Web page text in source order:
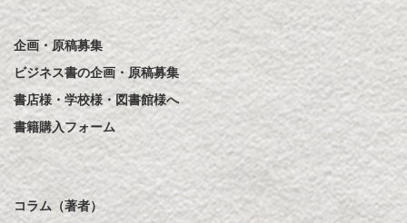
企画・原稿募集
ビジネス書の企画・原稿募集
書店様・学校様・図書館様へ
書籍購入フォーム
コラム（著者）